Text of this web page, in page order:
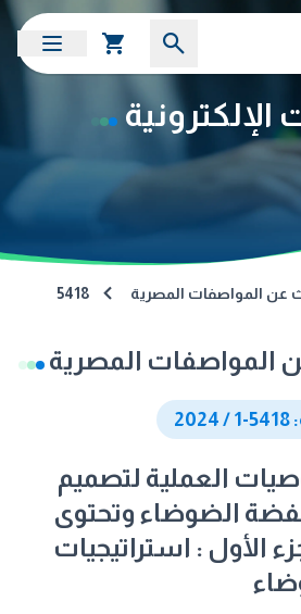
الإلكترونية
عن المواصفات المصرية 5418
المواصفات المصرية
العملية لتصميم
الضوضاء وتحتوى
الأول : استراتيجيات